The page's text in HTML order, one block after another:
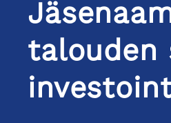
talouden